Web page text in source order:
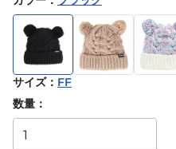
サイズ： FF
数量：